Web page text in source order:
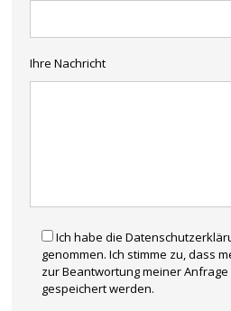
Ihre Nachricht
Ich habe die
genommen. Ich stimme zu, dass
zur Beantwortung meiner
gespeichert werden.